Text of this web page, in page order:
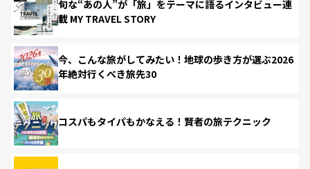
旬な“あの人”が「旅」をテーマに語るインタビュー連
載 MY TRAVEL STORY
今、こんな旅がしてみたい！地球の歩き方が選ぶ2026
年絶対行くべき旅先30
コスパもタイパもかなえる！賢者の旅テクニック